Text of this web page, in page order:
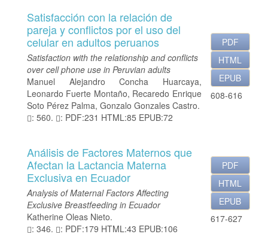
Satisfacción con la relación de
pareja y conflictos por el uso del
celular en adultos peruanos
Satisfaction with the relationship and conflicts
over cell phone use in Peruvian adults
Manuel Alejandro Concha Huarcaya,
Leonardo Fuerte Montaño, Recaredo Enrique
Soto Pérez Palma, Gonzalo Gonzales Castro.
: 560.
: PDF:231 HTML:85 EPUB:72
PDF
HTML
EPUB
608-616
Análisis de Factores Maternos que
Afectan la Lactancia Materna
Exclusiva en Ecuador
Analysis of Maternal Factors Affecting
Exclusive Breastfeeding in Ecuador
Katherine Oleas Nieto.
: 346.
: PDF:179 HTML:43 EPUB:106
PDF
HTML
EPUB
617-627